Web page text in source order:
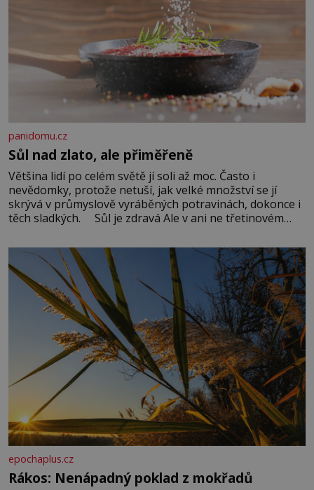
panidomu.cz
Sůl nad zlato, ale přiměřeně
Většina lidí po celém světě jí soli až moc. Často i
nevědomky, protože netuší, jak velké množství se jí
skrývá v průmyslově vyráběných potravinách, dokonce i
těch sladkých. Sůl je zdravá Ale v ani ne třetinovém
základní složky– sodík a chlór – jsou zásadní pro
správné hospodaření
epochaplus.cz
Rákos: Nenápadný poklad z mokřadů